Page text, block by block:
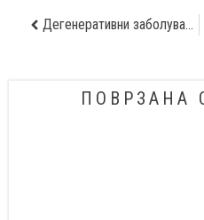
Дегенеративни заболувања на дискот
ПОВРЗАНА